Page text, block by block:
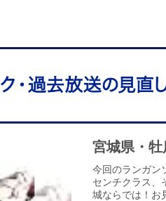
宮城県・
今回のランガン
センチクラス、
城ならでは！お